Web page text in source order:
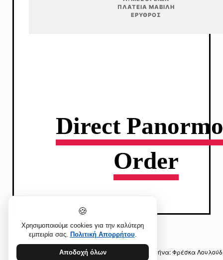
ΠΛΑΤΕΊΑ ΜΑΒΊΛΗ
ΕΡΥΘΡΌΣ
Direct
Order
Προηγούμενο άρθρο: Ανθοπωλείο Πανόρμου Αθήνα: Φρέσκα
🍪
Χρησιμοποιούμε cookies για την καλύτερη
εμπειρία σας. Πολιτική Απορρήτου.
Αποδοχή όλων